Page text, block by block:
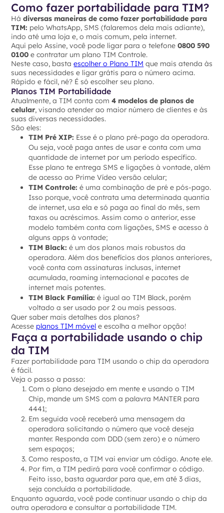
Como fazer portabilidade para TIM?
Hádiversas maneiras de como fazer portabilidade para
TIM: pelo WhatsApp, SMS (falaremos dela mais adiante),
indo até uma loja e, o mais comum, pela internet.
Aqui pelo Assine, você pode ligar para o telefone0800 590
0100 e contratar um plano TIM Controle.
Neste caso, bastaescolher o Plano TIM que mais atenda às
suas necessidades e ligar grátis para o número acima.
Rápido e fácil, né? É só escolher seu plano.
Planos TIM Portabilidade
Atualmente, a TIM conta com4 modelos de planos de
celular, visando atender ao maior número de clientes e às
suas diversas necessidades.
São eles:
TIM Pré XIP: Esse é o plano pré-pago da operadora.
Ou seja, você paga antes de usar e conta com uma
quantidade de internet por um período específico.
Esse plano te entrega SMS e ligações à vontade, além
de acesso ao Prime Vídeo versão celular;
TIM Controle: é uma combinação de pré e pós-pago.
Isso porque, você contrata uma determinada quantia
de internet, usa ela e só paga ao final do mês, sem
taxas ou acréscimos. Assim como o anterior, esse
modelo também conta com ligações, SMS e acesso à
alguns apps à vontade;
TIM Black: é um dos planos mais robustos da
operadora. Além dos benefícios dos planos anteriores,
você conta com assinaturas inclusas, internet
acumulada, roaming internacional e pacotes de
internet mais potentes.
TIM Black Família: é igual ao TIM Black, porém
voltado a ser usado por 2 ou mais pessoas.
Quer saber mais detalhes dos planos?
Acesse planos TIM móvel e escolha a melhor opção!
Faça a portabilidade usando o chip
da TIM
Fazer portabilidade para TIM usando o chip da operadora
é fácil.
Veja o passo a passo:
Com o plano desejado em mente e usando o TIM
Chip, mande um SMS com a palavra MANTER para
4441;
Em seguida você receberá uma mensagem da
operadora solicitando o número que você deseja
manter. Responda com DDD (sem zero) e o número
sem espaços;
Como resposta, a TIM vai enviar um código. Anote ele.
Por fim, a TIM pedirá para você confirmar o código.
Feito isso, basta aguardar para que, em até 3 dias,
seja concluída a portabilidade.
Enquanto aguarda, você pode continuar usando o chip da
outra operadora e consultar a portabilidade TIM.